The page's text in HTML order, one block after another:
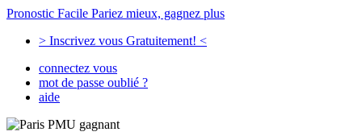
Pronostic Facile Pariez mieux, gagnez plus
> Inscrivez vous Gratuitement! <
connectez vous
mot de passe oublié ?
aide